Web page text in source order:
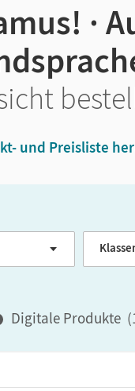
·
und Preisliste
Digitale Produkte (